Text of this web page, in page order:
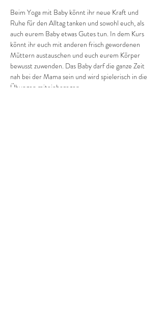
Beim Yoga mit Baby könnt ihr neue Kraft und
Ruhe für den Alltag tanken und sowohl euch, als
auch eurem Baby etwas Gutes tun. In dem Kurs
könnt ihr euch mit anderen frisch gewordenen
Müttern austauschen und euch eurem Körper
bewusst zuwenden. Das Baby darf die ganze Zeit
nah bei der Mama sein und wird spielerisch in die
Übungen miteinbezogen.